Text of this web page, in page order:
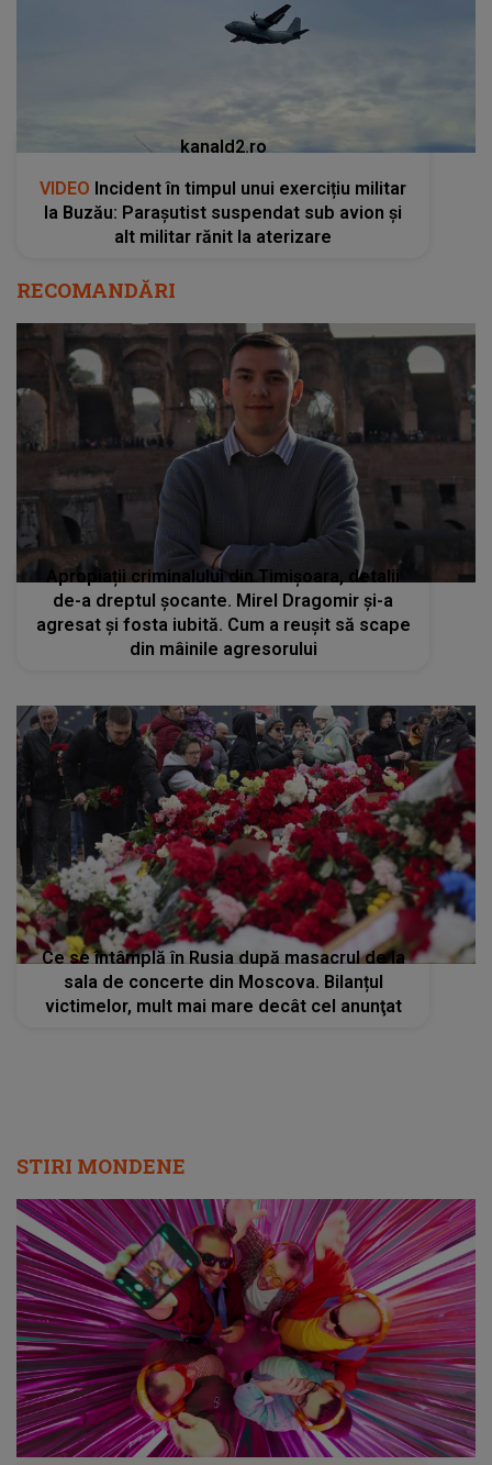
kanald2.ro
VIDEO Incident în timpul unui exercițiu militar
la Buzău: Parașutist suspendat sub avion și
alt militar rănit la aterizare
RECOMANDĂRI
Apropiații criminalului din Timișoara, detalii
de-a dreptul șocante. Mirel Dragomir și-a
agresat și fosta iubită. Cum a reușit să scape
din mâinile agresorului
Ce se întâmplă în Rusia după masacrul de la
sala de concerte din Moscova. Bilanțul
victimelor, mult mai mare decât cel anunţat
STIRI MONDENE